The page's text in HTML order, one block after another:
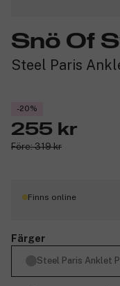
Snö Of
Steel Paris
-20%
255 kr
Före: 319 kr
Finns online
Färger
Steel Paris Anklet